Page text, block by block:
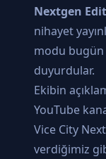
Nextgen
nihayet
modu bugün
duyurdular.
Ekibin
YouTube
Vice City
verdiğimiz